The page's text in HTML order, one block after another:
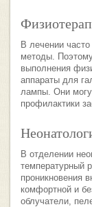
В лечении
методы.
выполнения
аппараты для
лампы. Они
профилактики
В отделении
температурный
проникновения
комфортной и
облучатели,